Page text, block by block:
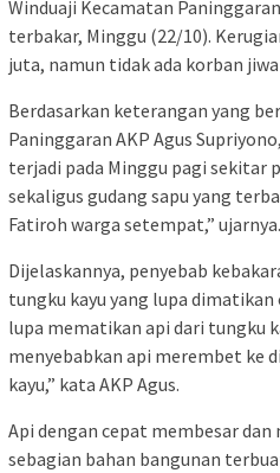
Winduaji Kecamatan
terbakar, Minggu (22/10).
juta, namun tidak ada korban
Berdasarkan keterangan yang
Paninggaran AKP Agus
terjadi pada Minggu pagi sekitar
sekaligus gudang sapu yang
Fatiroh warga setempat,” ujarnya.
Dijelaskannya, penyebab
tungku kayu yang lupa
lupa mematikan api dari tungku
menyebabkan api merembet ke
kayu,” kata AKP Agus.
Api dengan cepat membesar
sebagian bahan bangunan